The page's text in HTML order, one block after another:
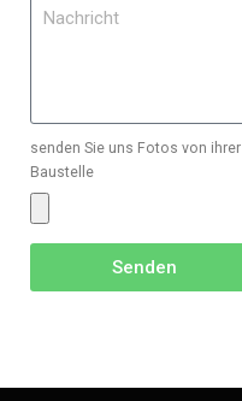
senden Sie uns Fotos von ihrer
Baustelle
Senden